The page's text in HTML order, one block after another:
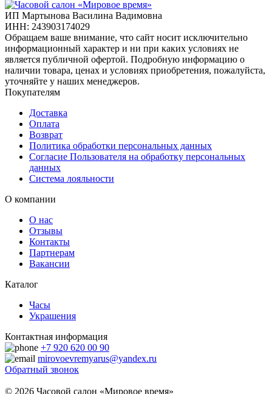
ИП Мартынова Василина Вадимовна
ИНН: 243903174029
Обращаем ваше внимание, что сайт носит исключительно
информационный характер и ни при каких условиях не
является публичной офертой. Подробную информацию о
наличии товара, ценах и условиях приобретения, пожалуйста,
уточняйте у наших менеджеров.
Покупателям
Доставка
Оплата
Возврат
Политика обработки персональных данных
Согласие Пользователя на обработку персональных
данных
Система лояльности
О компании
О нас
Отзывы
Контакты
Партнерам
Вакансии
Каталог
Часы
Украшения
Контактная информация
+7 920 620 00 90
mirovoevremyarus@yandex.ru
Обратный звонок
© 2026 Часовой салон «Мировое время»